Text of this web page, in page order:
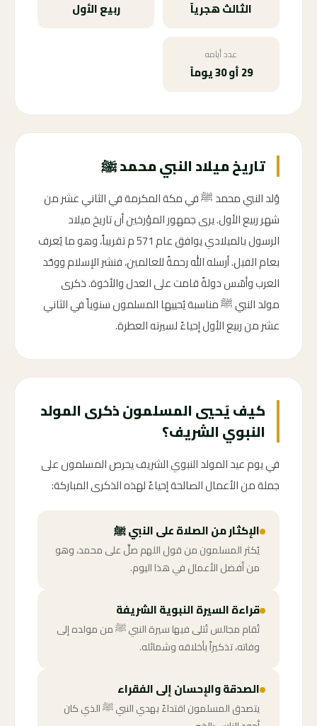
الثالث هجرياً ربيع الأول
عدد أيامه
29 أو 30 يوماً
تاريخ ميلاد النبي محمد ﷺ
وُلد النبي محمد ﷺ في مكة المكرمة في الثاني عشر من
شهر ربيع الأول. يرى جمهور المؤرخين أن تاريخ ميلاد
الرسول بالميلادي يوافق عام 571 م تقريباً، وهو ما يُعرف
بعام الفيل. أرسله الله رحمةً للعالمين، فنشر الإسلام ووحّد
العرب وأسّس دولةً قامت على العدل والأخوة. ذكرى
مولد النبي ﷺ مناسبة يُحييها المسلمون سنوياً في الثاني
عشر من ربيع الأول إحياءً لسيرته العطرة.
كيف يُحيي المسلمون ذكرى المولد
النبوي الشريف؟
في يوم عيد المولد النبوي الشريف يحرص المسلمون على
جملة من الأعمال الصالحة إحياءً لهذه الذكرى المباركة:
الإكثار من الصلاة على النبي ﷺ
يُكثر المسلمون من قول اللهم صلِّ على محمد، وهو
من أفضل الأعمال في هذا اليوم.
قراءة السيرة النبوية الشريفة
تُقام مجالس تُتلى فيها سيرة النبي ﷺ من مولده إلى
وفاته، تذكيراً بأخلاقه وشمائله.
الصدقة والإحسان إلى الفقراء
يتصدق المسلمون اقتداءً بهدي النبي ﷺ الذي كان